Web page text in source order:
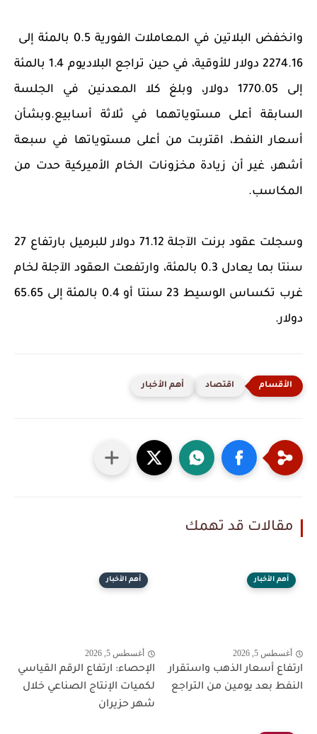
2274.16 دولار للأوقية، في حين تراجع البلاديوم 1.4 بالمئة
إلى 1770.05 دولار، وبلغ كلا المعدنين في الجلسة
السابقة أعلى مستوياتهما في ثلاثة أسابيع.وبشأن
أسعار النفط، اقتربت ⁠من أعلى مستوياتها في سبعة
أشهر، غير أن زيادة مخزونات ⁠الخام الأميركية حدت من
المكاسب.
وسجلت عقود ​برنت الآجلة 71.12 دولار للبرميل بارتفاع 27
سنتا بما يعادل 0.3 بالمئة، ​وارتفعت العقود الآجلة لخام
غرب تكساس الوسيط 23 سنتا أو 0.4 بالمئة إلى 65.65
دولار.
اقتصاد أهم الأخبار
مقالات قد تهمك
أهم الأخبار
أغسطس 5, 2026
ارتفاع أسعار الذهب واستقرار
النفط بعد يومين من التراجع
أهم الأخبار
أغسطس 5, 2026
الإحصاء: ارتفاع الرقم القياسي
لكميات الإنتاج الصناعي خلال
شهر حزيران